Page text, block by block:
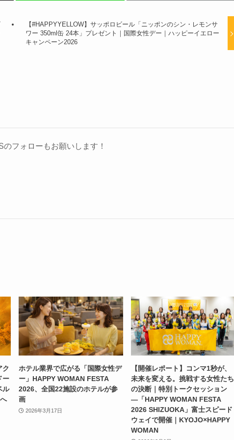
【#HAPPYYELLOW】サッポロビール「ニッポンのシン・レモンサ
ワー 350ml缶 24本」プレゼント｜国際女性デー｜ハッピーイエロー
キャンペーン2026
フォローもお願いします！
ク
ー
ル
ホテル業界で広がる「国際女性デ
ー」HAPPY WOMAN FESTA
2026、全国22施設のホテルが参
画
2026年3月17日
【開催レポート】コンマ1秒が、
未来を変える。挑戦する女性たち
の決断｜特別トークセッション
—「HAPPY WOMAN FESTA
2026 SHIZUOKA」富士スピード
ウェイで開催｜KYOJO×HAPPY
WOMAN